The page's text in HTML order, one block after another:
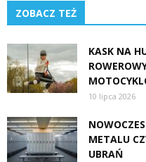
ZOBACZ TEŻ
KASK NA
10 lipca 2026
METALU
UBRAŃ